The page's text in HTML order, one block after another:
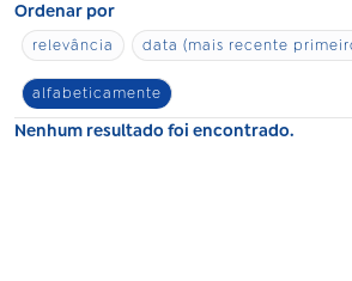
Ordenar por
relevância data (mais recente
alfabeticamente
Nenhum resultado foi encontrado.